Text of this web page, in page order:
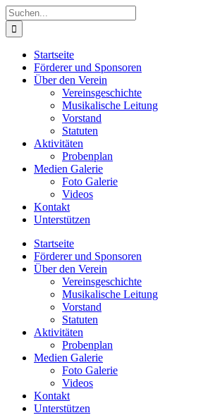
Zum
Inhalt
springen
Suche
nach:
Startseite
Förderer und Sponsoren
Über den Verein
Vereinsgeschichte
Musikalische Leitung
Vorstand
Statuten
Aktivitäten
Probenplan
Medien Galerie
Foto Galerie
Videos
Kontakt
Unterstützen
Startseite
Förderer und Sponsoren
Über den Verein
Vereinsgeschichte
Musikalische Leitung
Vorstand
Statuten
Aktivitäten
Probenplan
Medien Galerie
Foto Galerie
Videos
Kontakt
Unterstützen